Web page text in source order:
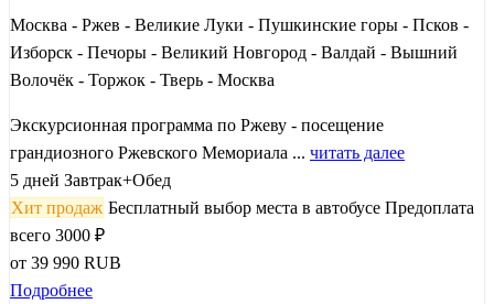
Москва - Ржев - Великие Луки - Пушкинские горы - Псков -
Изборск - Печоры - Великий Новгород - Валдай - Вышний
Волочёк - Торжок - Тверь - Москва
Экскурсионная программа по Ржеву - посещение
грандиозного Ржевского Мемориала ... читать далее
5 дней Завтрак+Обед
Хит продаж Бесплатный выбор места в автобусе Предоплата
всего 3000 ₽
от 39 990 RUB
Подробнее